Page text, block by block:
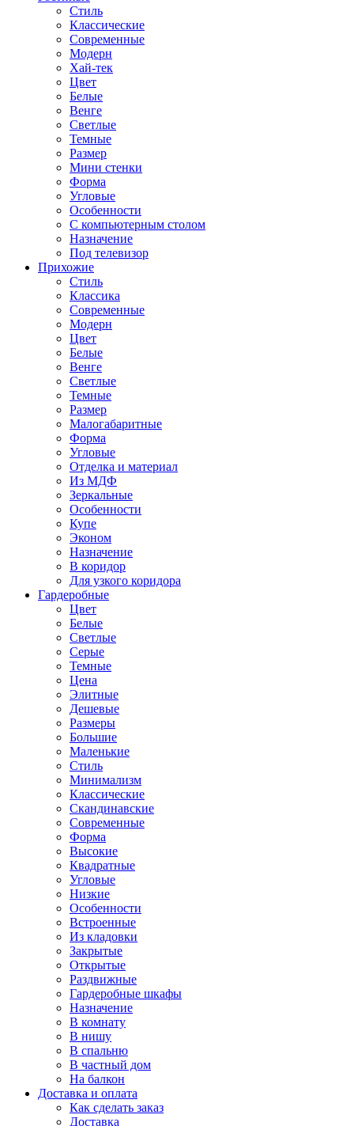
Стиль
Классические
Современные
Модерн
Хай-тек
Цвет
Белые
Венге
Светлые
Темные
Размер
Мини стенки
Форма
Угловые
Особенности
С компьютерным столом
Назначение
Под телевизор
Прихожие
Стиль
Классика
Современные
Модерн
Цвет
Белые
Венге
Светлые
Темные
Размер
Малогабаритные
Форма
Угловые
Отделка и материал
Из МДФ
Зеркальные
Особенности
Купе
Эконом
Назначение
В коридор
Для узкого коридора
Гардеробные
Цвет
Белые
Светлые
Серые
Темные
Цена
Элитные
Дешевые
Размеры
Большие
Маленькие
Стиль
Минимализм
Классические
Скандинавские
Современные
Форма
Высокие
Квадратные
Угловые
Низкие
Особенности
Встроенные
Из кладовки
Закрытые
Открытые
Раздвижные
Гардеробные шкафы
Назначение
В комнату
В нишу
В спальню
В частный дом
На балкон
Доставка и оплата
Как сделать заказ
Доставка